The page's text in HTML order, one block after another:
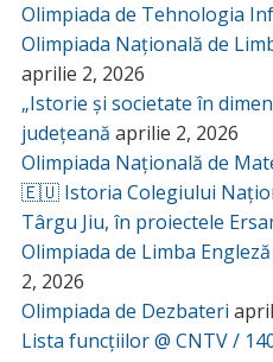
Olimpiada de Tehnologia
Olimpiada Națională de
aprilie 2, 2026
„Istorie și societate în
județeană aprilie 2, 2026
Olimpiada Națională de
🇪🇺 Istoria Colegiului
Târgu Jiu, în proiectele
Olimpiada de Limba
2, 2026
Olimpiada de Dezbateri
Lista funcțiilor @ CNTV /